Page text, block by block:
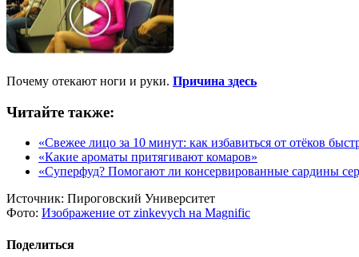
Почему отекают ноги и руки. Причина здесь
Читайте также:
«Свежее лицо за 10 минут: как избавиться от отёков
«Какие ароматы притягивают комаров»
«Суперфуд? Помогают ли консервированные сардины
Источник: Пироговский Университет
Фото: Изображение от zinkevych на Magnific
Поделиться